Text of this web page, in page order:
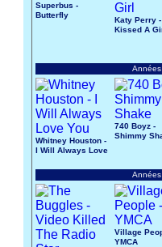
Superbus -
Butterfly
Katy Perry
Kissed A
Whitney Houston -
I Will Always Love
740 Boyz -
Shimmy
Village
YMCA